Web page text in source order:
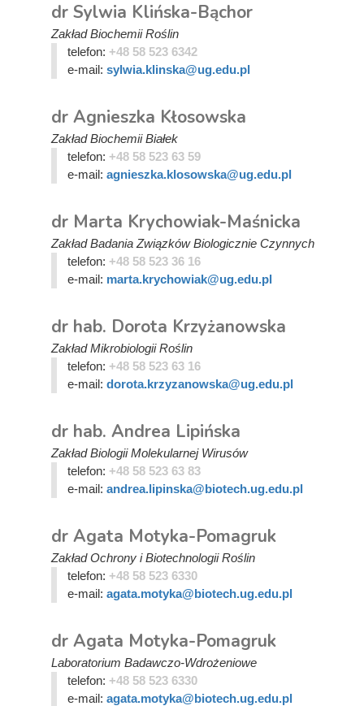
dr Sylwia Klińska-Bąchor
Zakład Biochemii Roślin
telefon: +48 58 523 6342
e-mail: sylwia.klinska@ug.edu.pl
dr Agnieszka Kłosowska
Zakład Biochemii Białek
telefon: +48 58 523 63 59
e-mail: agnieszka.klosowska@ug.edu.pl
dr Marta Krychowiak-Maśnicka
Zakład Badania Związków Biologicznie Czynnych
telefon: +48 58 523 36 16
e-mail: marta.krychowiak@ug.edu.pl
dr hab. Dorota Krzyżanowska
Zakład Mikrobiologii Roślin
telefon: +48 58 523 63 16
e-mail: dorota.krzyzanowska@ug.edu.pl
dr hab. Andrea Lipińska
Zakład Biologii Molekularnej Wirusów
telefon: +48 58 523 63 83
e-mail: andrea.lipinska@biotech.ug.edu.pl
dr Agata Motyka-Pomagruk
Zakład Ochrony i Biotechnologii Roślin
telefon: +48 58 523 6330
e-mail: agata.motyka@biotech.ug.edu.pl
dr Agata Motyka-Pomagruk
Laboratorium Badawczo-Wdrożeniowe
telefon: +48 58 523 6330
e-mail: agata.motyka@biotech.ug.edu.pl